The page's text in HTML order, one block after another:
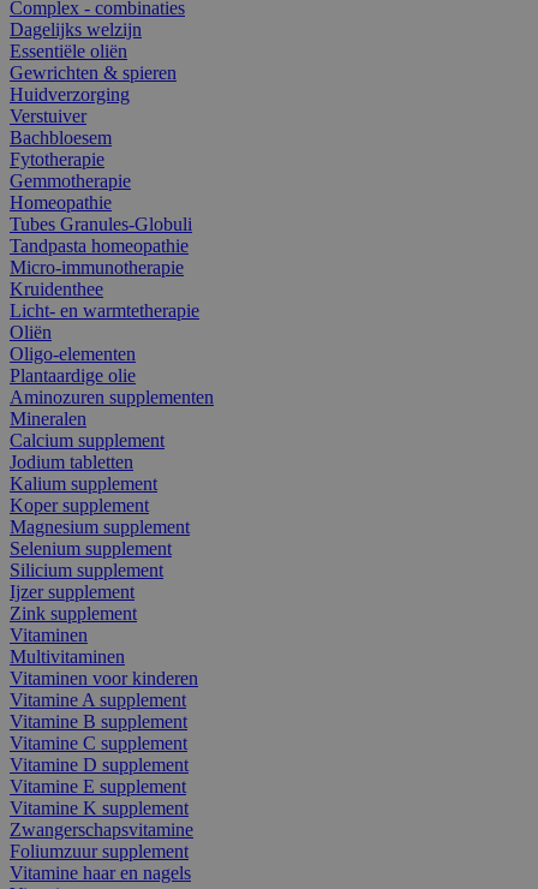
Complex - combinaties
Dagelijks welzijn
Essentiële oliën
Gewrichten & spieren
Huidverzorging
Verstuiver
Bachbloesem
Fytotherapie
Gemmotherapie
Homeopathie
Tubes Granules-Globuli
Tandpasta homeopathie
Micro-immunotherapie
Kruidenthee
Licht- en warmtetherapie
Oliën
Oligo-elementen
Plantaardige olie
Aminozuren supplementen
Mineralen
Calcium supplement
Jodium tabletten
Kalium supplement
Koper supplement
Magnesium supplement
Selenium supplement
Silicium supplement
Ijzer supplement
Zink supplement
Vitaminen
Multivitaminen
Vitaminen voor kinderen
Vitamine A supplement
Vitamine B supplement
Vitamine C supplement
Vitamine D supplement
Vitamine E supplement
Vitamine K supplement
Zwangerschapsvitamine
Foliumzuur supplement
Vitamine haar en nagels